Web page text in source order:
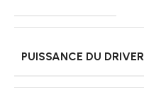
PUISSANCE DU DRIVER